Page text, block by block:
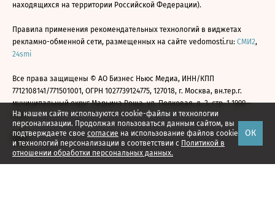
На нашем сайте используются cookie-файлы и технологии
персонализации. Продолжая пользоваться данным сайтом, вы
подтверждаете свое согласие на использование файлов cookie
и технологий персонализации в соответствии с Политикой в
отношении обработки персональных данных.
ОК
находящихся на территории Российской Федерации).
Правила применения рекомендательных технологий в виджетах
рекламно-обменной сети, размещенных на сайте vedomosti.ru: СМИ2,
24smi
Все права защищены © АО Бизнес Ньюс Медиа, ИНН/КПП
7712108141/771501001, ОГРН 1027739124775, 127018, г. Москва, вн.тер.г.
муниципальный округ Марьина Роща, ул. Полковая, д. 3, стр. 1 1999—
2026